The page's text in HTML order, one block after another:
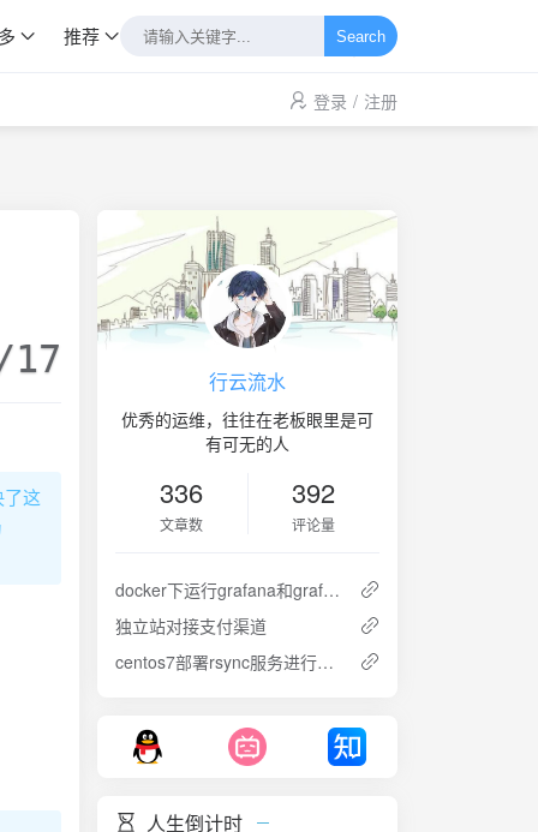
推荐 Search
登录 / 注册
17
了这
行云流水
优秀的运维，往往在老板眼里是可
有可无的人
336
文章数
392
评论量
docker下运行grafana和grafana Image Renderer
独立站对接支付渠道
centos7部署rsync服务进行数据同步
人生倒计时